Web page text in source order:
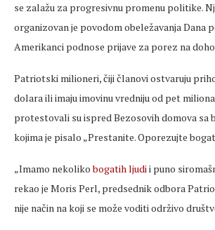
se zalažu za progresivnu promenu politike.
organizovan je povodom obeležavanja Dana
Amerikanci podnose prijave za porez na
Patriotski milioneri, čiji članovi ostvaruju
dolara ili imaju imovinu vredniju od pet
protestovali su ispred Bezosovih domova sa
kojima je pisalo „Prestanite. Oporezujte
„Imamo nekolikobogatih ljudii puno
rekao je Moris Perl, predsednik odbora
nije način na koji se može voditi održivo